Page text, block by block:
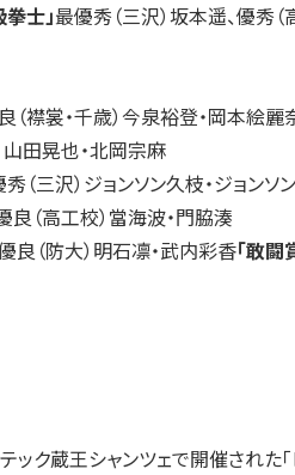
拳士」最優秀（三沢）坂本遥、優秀（
（襟裳・千歳）今泉裕登・岡本絵
山田晃也・北岡宗麻
（三沢）ジョンソン久枝・ジョンソ
良（高工校）當海波・門脇湊
良（防大）明石凛・武内彩香「敢闘
ク蔵王シャンツェで開催された